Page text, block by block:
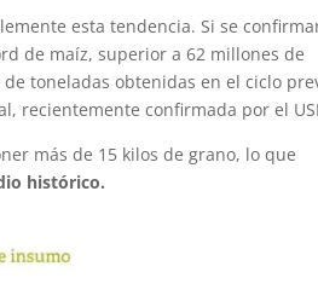
esta tendencia. Si se
de maíz, superior a 62 millones de
toneladas obtenidas en el ciclo
recientemente confirmada por el
más de 15 kilos de grano, lo que
histórico.